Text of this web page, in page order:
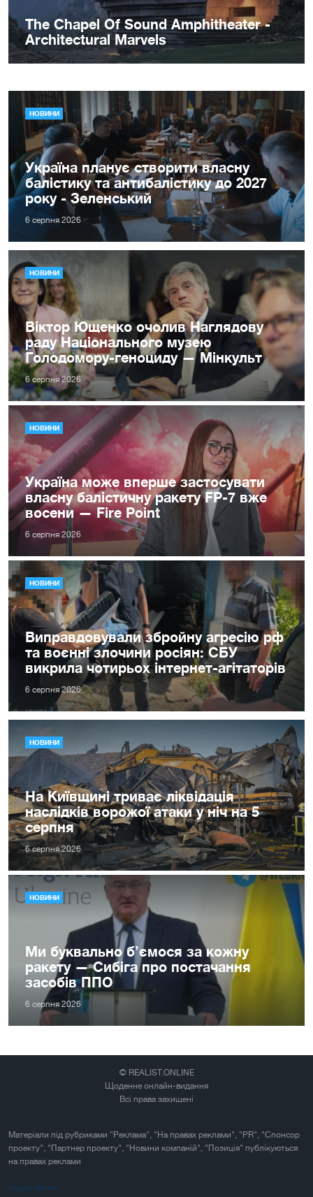
НОВИНИ
Україна планує створити власну
балістику та антибалістику до 2027
року - Зеленський
6 серпня 2026
НОВИНИ
Віктор Ющенко очолив Наглядову
раду Національного музею
Голодомору-геноциду — Мінкульт
6 серпня 2026
НОВИНИ
Україна може вперше застосувати
власну балістичну ракету FP-7 вже
восени — Fire Point
6 серпня 2026
НОВИНИ
Виправдовували збройну агресію рф
та воєнні злочини росіян: СБУ
викрила чотирьох інтернет-агітаторів
6 серпня 2026
НОВИНИ
На Київщині триває ліквідація
наслідків ворожої атаки у ніч на 5
серпня
6 серпня 2026
НОВИНИ
Ми буквально б’ємося за кожну
ракету — Сибіга про постачання
засобів ППО
6 серпня 2026
© REALIST.ONLINE
Щоденне онлайн-видання
Всі права захищені
Матеріали під рубриками "Реклама", "На правах реклами", "PR", "Спонсор
проекту", "Партнер проекту", "Новини компаній", "Позиція" публікуються
на правах реклами
Карта сайта